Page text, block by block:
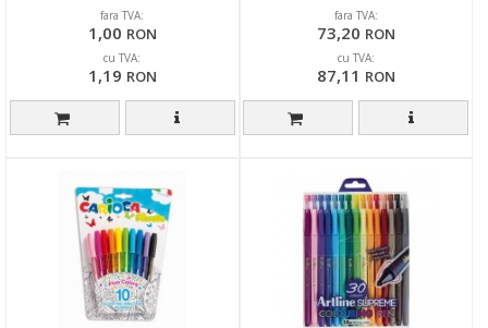
fara TVA:
1,00 RON
cu TVA:
1,19 RON
fara TVA:
73,20 RON
cu TVA:
87,11 RON